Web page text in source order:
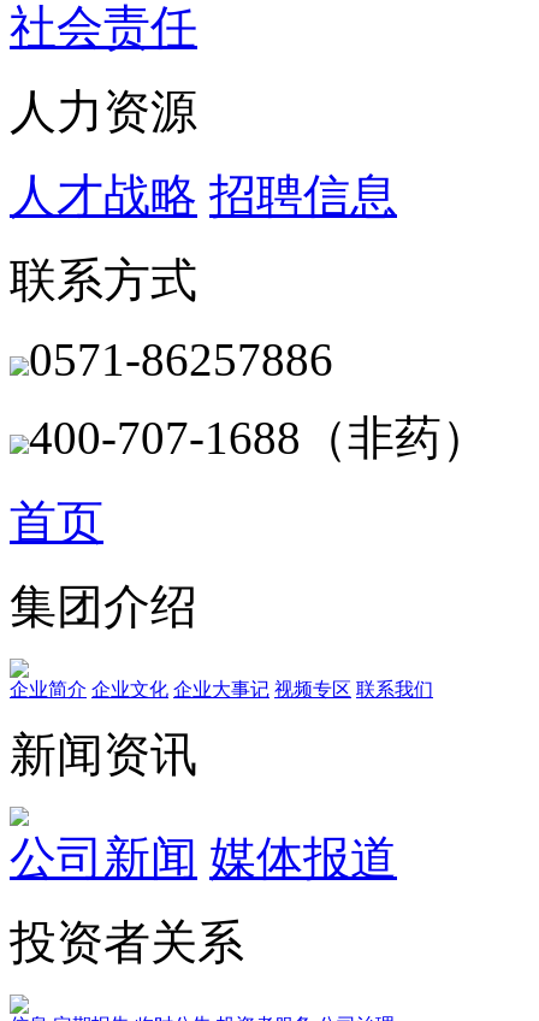
社会责任
人力资源
人才战略 招聘信息
联系方式
0571-86257886
400-707-1688（非药）
首页
集团介绍
企业简介 企业文化 企业⼤事记 视频专区 联系我们
新闻资讯
公司新闻 媒体报道
投资者关系